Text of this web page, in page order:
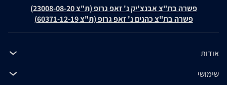
פשרה בת"צ אבנצ'יק נ' זאפ גרופ (ת"צ 23008-08-20)
פשרה בת"צ כהנים נ' זאפ גרופ (ת"צ 60371-12-19)
אודות
שימושי